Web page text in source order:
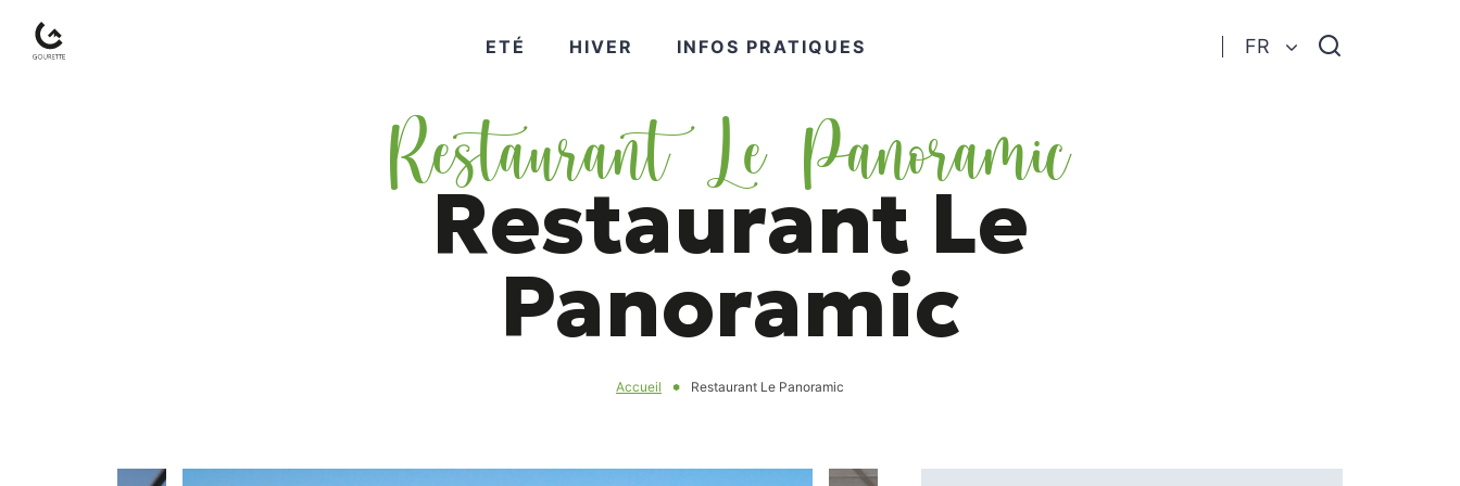
ETÉ VOIR
PLUS
HIVER VOIR
PLUS
INFOS PRATIQUES
PLUS
FR
Restaurant Le Panoramic
Restaurant Le
Panoramic
Accueil Restaurant Le Panoramic